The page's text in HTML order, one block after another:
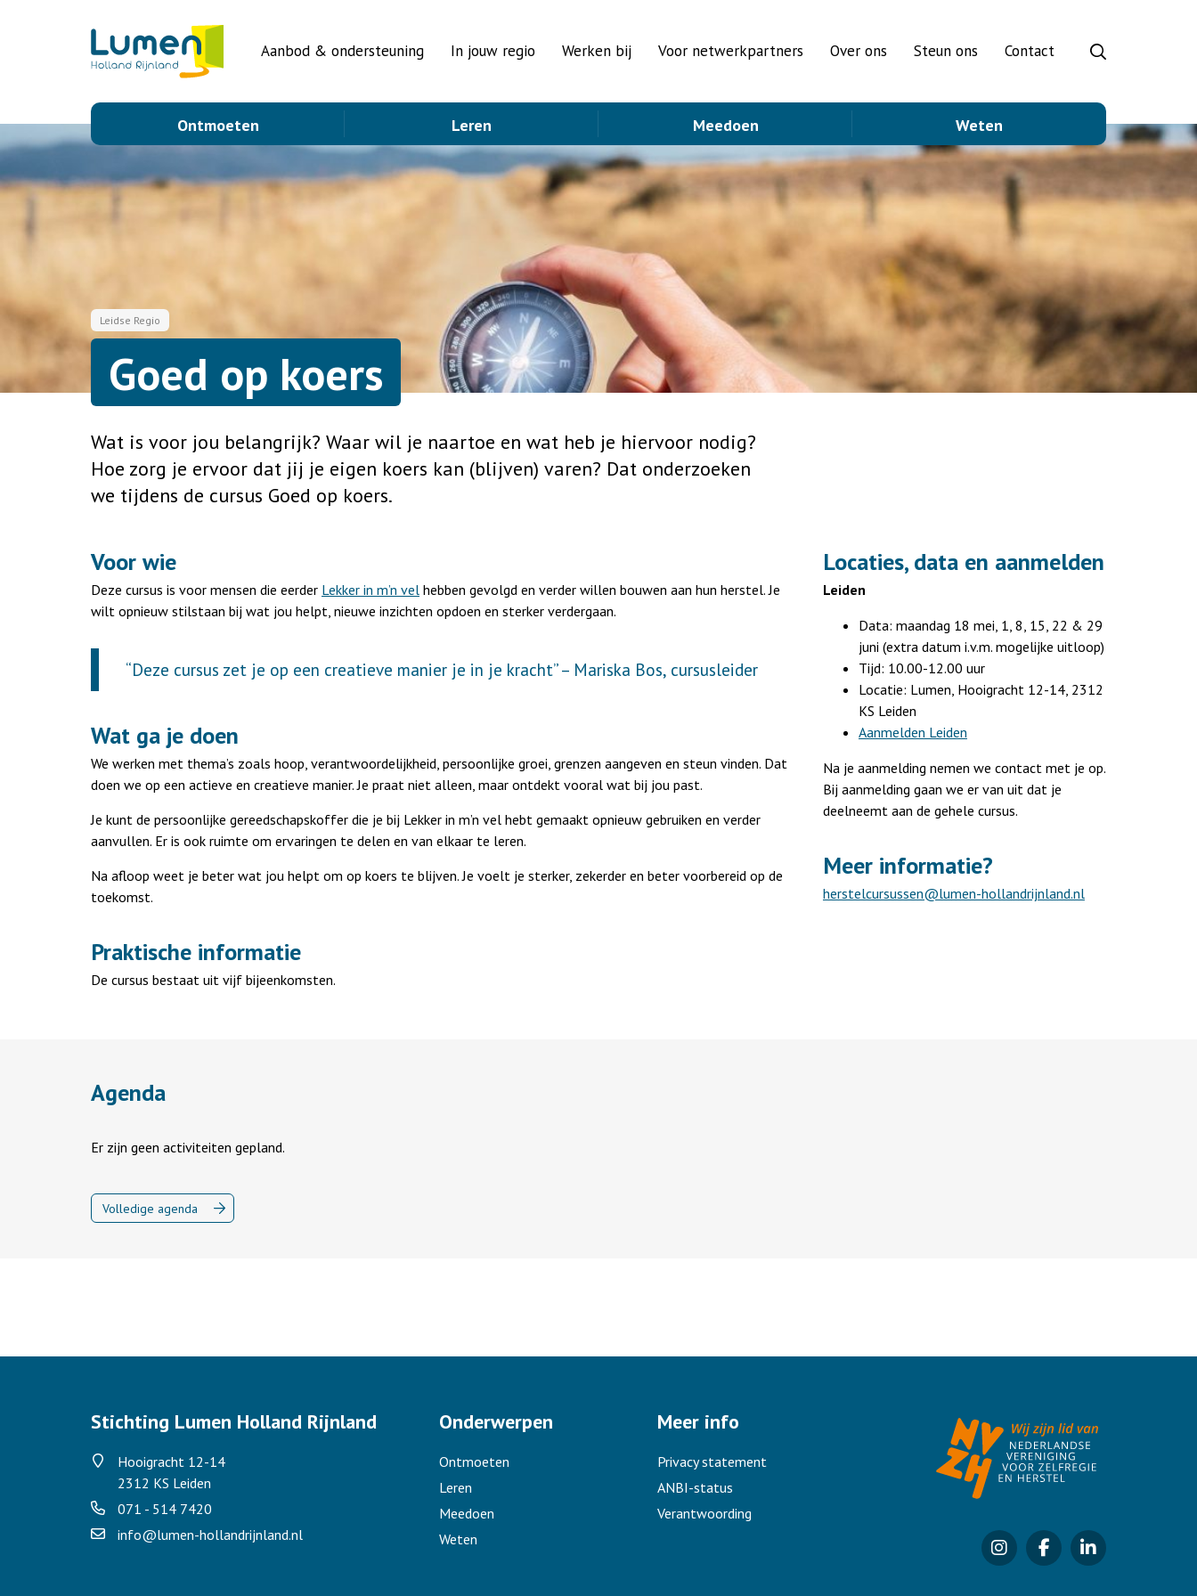
Aanbod & ondersteuning In jouw regio Werken bij Voor netwerkpartners Over ons Steun ons Contact
Ontmoeten Leren Meedoen Weten
Leidse Regio
Goed op koers
Wat is voor jou belangrijk? Waar wil je naartoe en wat heb je hiervoor nodig?
Hoe zorg je ervoor dat jij je eigen koers kan (blijven) varen? Dat onderzoeken
we tijdens de cursus Goed op koers.
Voor wie
Deze cursus is voor mensen die eerder Lekker in m’n vel hebben gevolgd en verder willen bouwen aan hun herstel. Je
wilt opnieuw stilstaan bij wat jou helpt, nieuwe inzichten opdoen en sterker verdergaan.
“Deze cursus zet je op een creatieve manier je in je kracht” – Mariska Bos, cursusleider
Wat ga je doen
We werken met thema’s zoals hoop, verantwoordelijkheid, persoonlijke groei, grenzen aangeven en steun vinden. Dat
doen we op een actieve en creatieve manier. Je praat niet alleen, maar ontdekt vooral wat bij jou past.
Je kunt de persoonlijke gereedschapskoffer die je bij Lekker in m’n vel hebt gemaakt opnieuw gebruiken en verder
aanvullen. Er is ook ruimte om ervaringen te delen en van elkaar te leren.
Na afloop weet je beter wat jou helpt om op koers te blijven. Je voelt je sterker, zekerder en beter voorbereid op de
toekomst.
Praktische informatie
De cursus bestaat uit vijf bijeenkomsten.
Locaties, data en aanmelden
Leiden
Data: maandag 18 mei, 1, 8, 15, 22 & 29
juni (extra datum i.v.m. mogelijke uitloop)
Tijd: 10.00-12.00 uur
Locatie: Lumen, Hooigracht 12-14, 2312
KS Leiden
Aanmelden Leiden
Na je aanmelding nemen we contact met je op.
Bij aanmelding gaan we er van uit dat je
deelneemt aan de gehele cursus.
Meer informatie?
herstelcursussen@lumen-hollandrijnland.nl
Agenda
Er zijn geen activiteiten gepland.
Volledige agenda
Stichting Lumen Holland Rijnland
Hooigracht 12-14
2312 KS Leiden
071 - 514 7420
info@lumen-hollandrijnland.nl
Onderwerpen
Ontmoeten
Leren
Meedoen
Weten
Meer info
Privacy statement
ANBI-status
Verantwoording